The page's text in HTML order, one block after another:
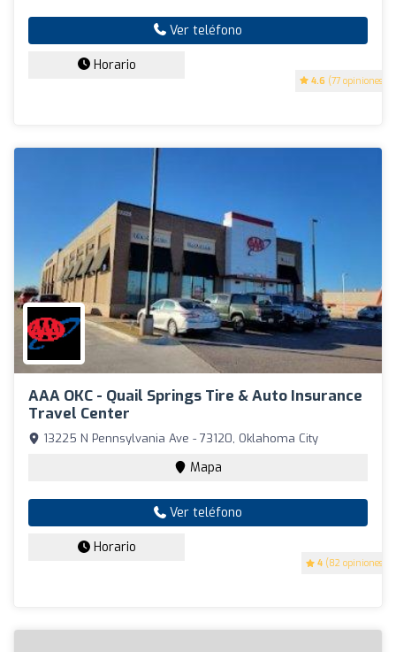
4.6 (77 opiniones)
Ver teléfono
Horario
AAA OKC - Quail Springs Tire & Auto Insurance
Travel Center
4 (82 opiniones)
13225 N Pennsylvania Ave - 73120, Oklahoma City
Mapa
Ver teléfono
Horario